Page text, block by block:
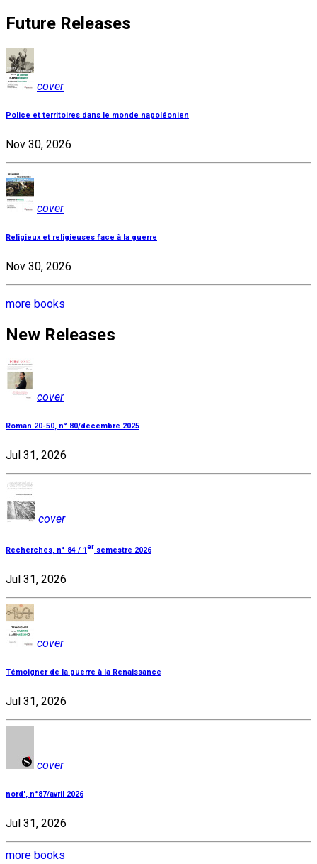
Future Releases
cover
Police et territoires dans le monde napoléonien
Nov 30, 2026
cover
Religieux et religieuses face à la guerre
Nov 30, 2026
more books
New Releases
cover
Roman 20-50, n° 80/décembre 2025
Jul 31, 2026
cover
Recherches, n° 84 / 1er semestre 2026
Jul 31, 2026
cover
Témoigner de la guerre à la Renaissance
Jul 31, 2026
cover
nord', n°87/avril 2026
Jul 31, 2026
more books